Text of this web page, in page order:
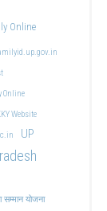
Online
Online
Website
UP
सम्मान योजना